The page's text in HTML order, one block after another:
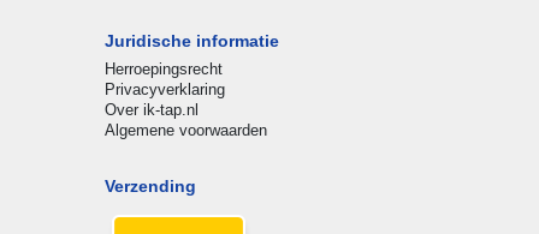
Juridische informatie
Herroepingsrecht
Privacyverklaring
Over ik-tap.nl
Algemene voorwaarden
Verzending